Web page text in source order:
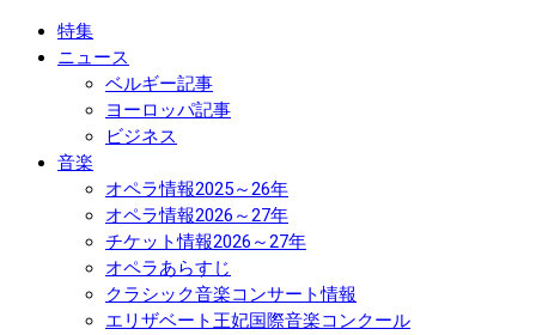
特集
ニュース
ベルギー記事
ヨーロッパ記事
ビジネス
音楽
オペラ情報2025～26年
オペラ情報2026～27年
チケット情報2026～27年
オペラあらすじ
クラシック音楽コンサート情報
エリザベート王妃国際音楽コンクール